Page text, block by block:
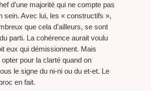
d’une majorité qui ne compte pas
sein. Avec lui, les « constructifs »,
que cela d’ailleurs, se sont
parti. La cohérence aurait voulu
eux qui démissionnent. Mais
pour la clarté quand on
le signe du ni-ni ou du et-et. Le
en fait.